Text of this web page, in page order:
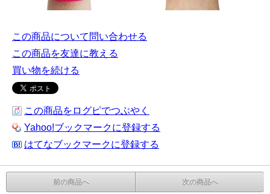
この商品について問い合わせる
この商品を友達に教える
買い物を続ける
この商品をログピでつぶやく
Yahoo!ブックマークに登録する
はてなブックマークに登録する
前の商品へ 次の商品へ